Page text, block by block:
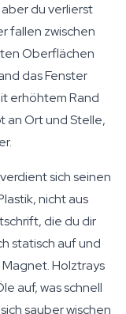
du verlierst
fallen zwischen
Oberflächen
das Fenster
erhöhtem Rand
an Ort und Stelle,
sich seinen
nicht aus
die du dir
statisch auf und
Holztrays
auf, was schnell
sauber wischen